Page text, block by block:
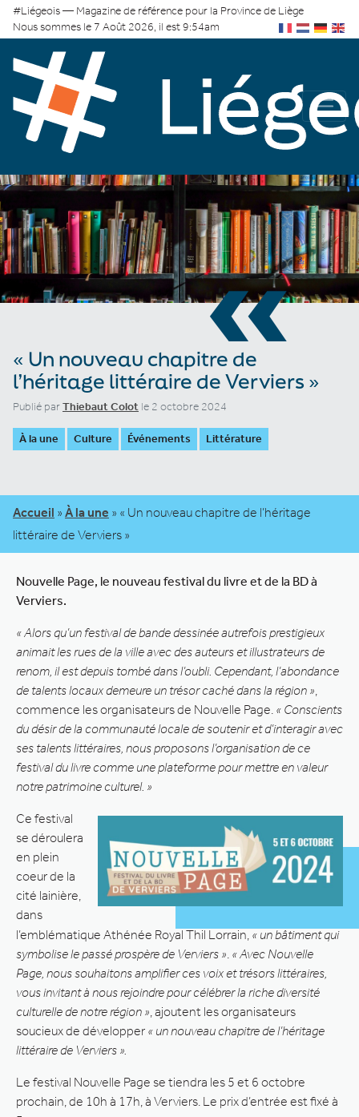
#Liégeois — Magazine de référence pour la Province de Liège
Nous sommes le 7 Août 2026, il est 9:54am
«
« Un nouveau chapitre de
l’héritage littéraire de Verviers »
Publié parThiebaut Colot le 2 octobre 2024
À la une Culture Événements Littérature
Accueil » À la une » « Un nouveau chapitre de l’héritage
littéraire de Verviers »
Nouvelle Page, le nouveau festival du livre et de la BD à
Verviers.
« Alors qu’un festival de bande dessinée autrefois prestigieux
animait les rues de la ville avec des auteurs et illustrateurs de
renom, il est depuis tombé dans l’oubli. Cependant, l’abondance
de talents locaux demeure un trésor caché dans la région »
commence les organisateurs de Nouvelle Page. « Conscients
du désir de la communauté locale de soutenir et d’interagir avec
ses talents littéraires, nous proposons l’organisation de ce
festival du livre comme une plateforme pour mettre en valeur
notre patrimoine culturel. »
Ce festival
se déroulera
en plein
coeur de la
cité lainière,
dans
l’emblématique Athénée Royal Thil Lorrain, « un bâtiment qui
symbolise le passé prospère de Verviers » « Avec Nouvelle
Page, nous souhaitons amplifier ces voix et trésors littéraires,
vous invitant à nous rejoindre pour célébrer la riche diversité
culturelle de notre région » , ajoutent les organisateurs
soucieux de développer « un nouveau chapitre de l’héritage
littéraire de Verviers ».
Le festival Nouvelle Page se tiendra les 5 et 6 octobre
prochain, de 10h à 17h, à Verviers. Le prix d’entrée est fixé à